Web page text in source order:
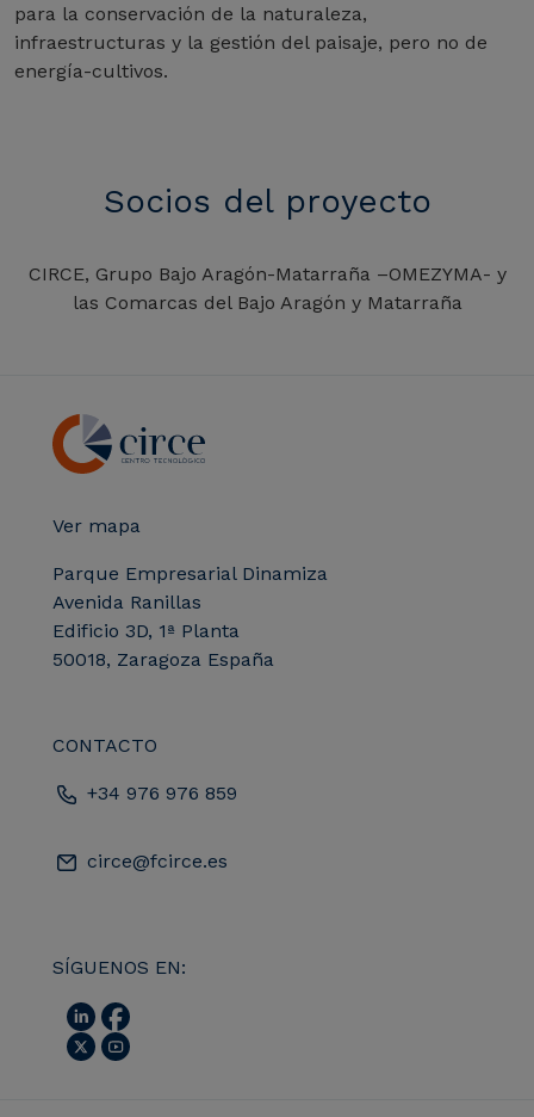
para la conservación de la naturaleza,
infraestructuras y la gestión del paisaje, pero no de
energía-cultivos.
Socios del proyecto
CIRCE, Grupo Bajo Aragón-Matarraña –OMEZYMA- y
las Comarcas del Bajo Aragón y Matarraña
Ver mapa
Parque Empresarial Dinamiza
Avenida Ranillas
Edificio 3D, 1ª Planta
50018, Zaragoza España
CONTACTO
+34 976 976 859
circe@fcirce.es
SÍGUENOS EN: